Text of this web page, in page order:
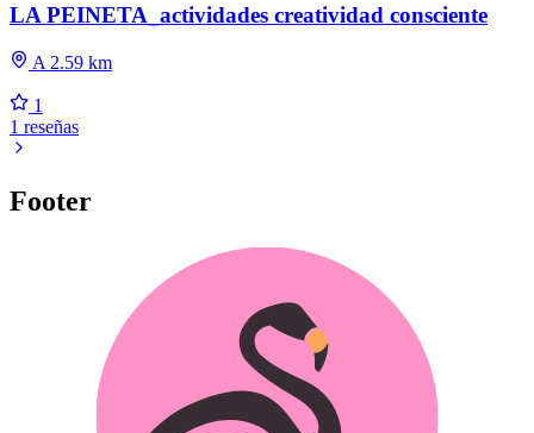
LA PEINETA_actividades creatividad consciente
A 2.59 km
1
1 reseñas
Footer